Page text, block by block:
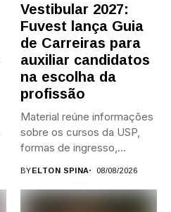
Vestibular 2027:
Fuvest lança Guia
de Carreiras para
auxiliar candidatos
na escolha da
profissão
Material reúne informações
sobre os cursos da USP,
formas de ingresso,
BYELTON SPINA 08/08/2026